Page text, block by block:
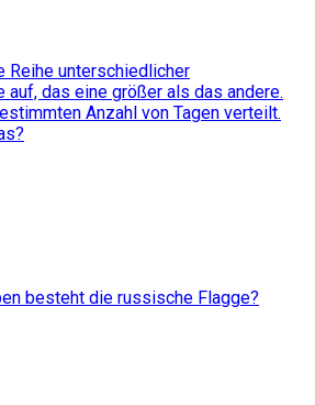
Reihe unterschiedlicher
auf, das eine größer als das andere.
Anzahl von Tagen verteilt.
besteht die russische Flagge?